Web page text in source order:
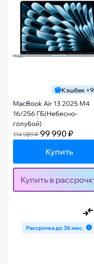
Кэшбек
MacBook Air 13 2025 M4
16/256 ГБ(Небесно-
голубой)
114 989 ₽ 99 990 ₽
Купить
Купить в
Рассрочка до 36 мес.